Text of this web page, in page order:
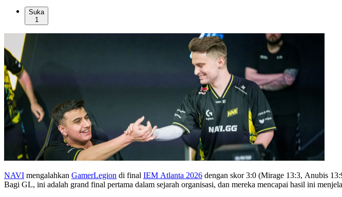
Suka
1
NAVI mengalahkan GamerLegion di final IEM Atlanta 2026 dengan skor 3:0 (Mirage 13:3, Anubis
Bagi GL, ini adalah grand final pertama dalam sejarah organisasi, dan mereka mencapai hasil ini